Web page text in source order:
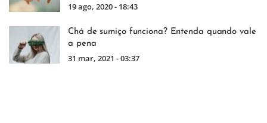
19 ago, 2020 - 18:43
Chá de sumiço funciona? Entenda quando vale
a pena
31 mar, 2021 - 03:37